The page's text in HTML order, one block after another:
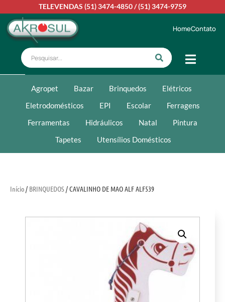
TELEVENDAS (51) 3474-4850/(51) 3474-9759
HomeContato
Agropet Bazar Brinquedos
Elétricos
Eletrodomésticos
EPI Escolar
Ferragens
Ferramentas
Hidráulicos Natal
Pintura
Tapetes
Utensílios Domésticos
Início/ BRINQUEDOS/ CAVALINHO DE MAO ALF ALF539